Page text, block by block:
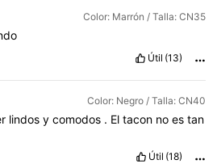
Color: Marrón / Talla: CN35
Útil (13)
Color: Negro / Talla: CN40
lindos y comodos . El tacon no es tan
Útil (18)